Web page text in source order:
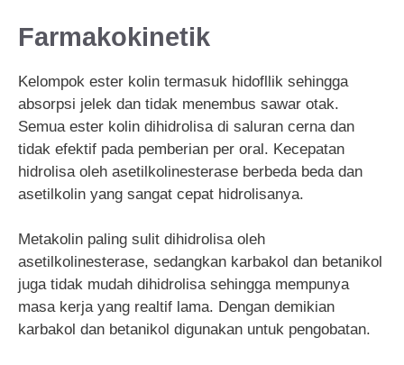
Farmakokinetik
Kelompok ester kolin termasuk hidofllik sehingga
absorpsi jelek dan tidak menembus sawar otak.
Semua ester kolin dihidrolisa di saluran cerna dan
tidak efektif pada pemberian per oral. Kecepatan
hidrolisa oleh asetilkolinesterase berbeda beda dan
asetilkolin yang sangat cepat hidrolisanya.
Metakolin paling sulit dihidrolisa oleh
asetilkolinesterase, sedangkan karbakol dan betanikol
juga tidak mudah dihidrolisa sehingga mempunya
masa kerja yang realtif lama. Dengan demikian
karbakol dan betanikol digunakan untuk pengobatan.